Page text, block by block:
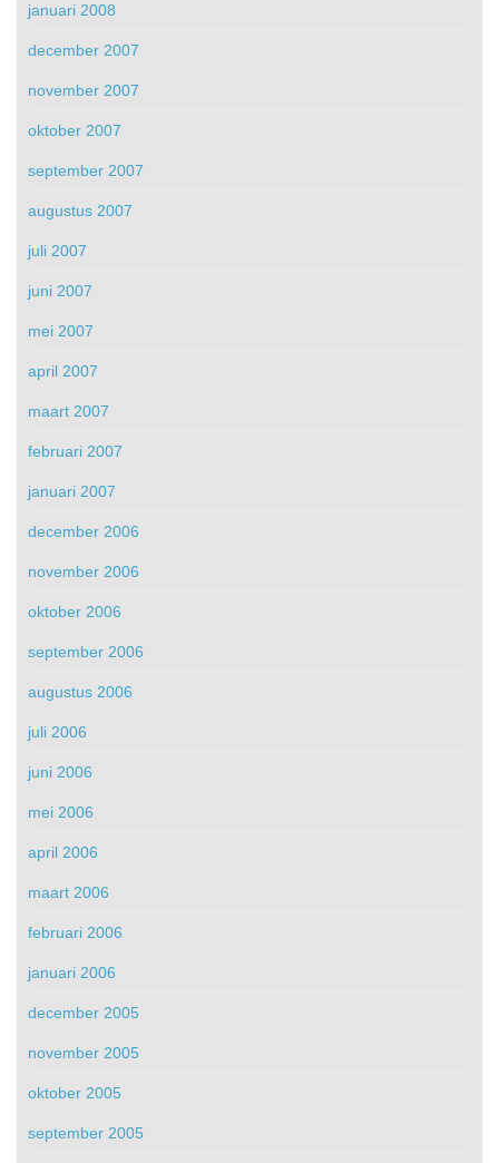
januari 2008
december 2007
november 2007
oktober 2007
september 2007
augustus 2007
juli 2007
juni 2007
mei 2007
april 2007
maart 2007
februari 2007
januari 2007
december 2006
november 2006
oktober 2006
september 2006
augustus 2006
juli 2006
juni 2006
mei 2006
april 2006
maart 2006
februari 2006
januari 2006
december 2005
november 2005
oktober 2005
september 2005